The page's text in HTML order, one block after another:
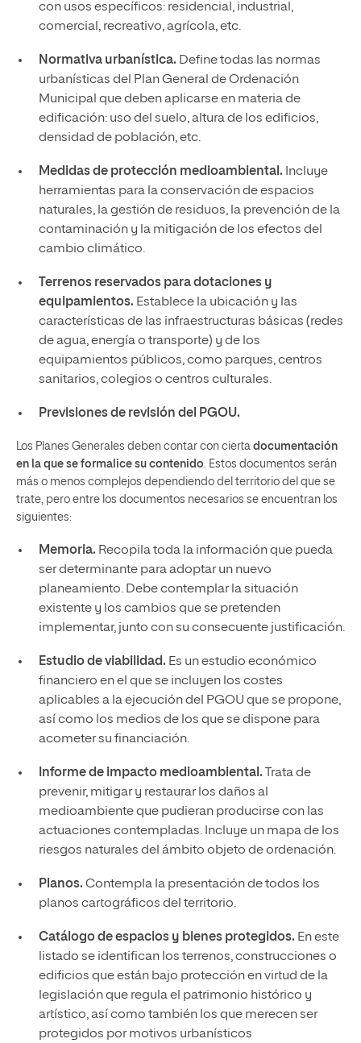
con usos específicos: residencial, industrial,
comercial, recreativo, agrícola, etc.
Normativa urbanística. Define todas las normas
urbanísticas del Plan General de Ordenación
Municipal que deben aplicarse en materia de
edificación: uso del suelo, altura de los edificios,
densidad de población, etc.
Medidas de protección medioambiental. Incluye
herramientas para la conservación de espacios
naturales, la gestión de residuos, la prevención de la
contaminación y la mitigación de los efectos del
cambio climático.
Terrenos reservados para dotaciones y
equipamientos. Establece la ubicación y las
características de las infraestructuras básicas (redes
de agua, energía o transporte) y de los
equipamientos públicos, como parques, centros
sanitarios, colegios o centros culturales.
Previsiones de revisión del PGOU.
Los Planes Generales deben contar con cierta documentación
en la que se formalice su contenido. Estos documentos serán
más o menos complejos dependiendo del territorio del que se
trate, pero entre los documentos necesarios se encuentran los
siguientes:
Memoria. Recopila toda la información que pueda
ser determinante para adoptar un nuevo
planeamiento. Debe contemplar la situación
existente y los cambios que se pretenden
implementar, junto con su consecuente justificación.
Estudio de viabilidad. Es un estudio económico
financiero en el que se incluyen los costes
aplicables a la ejecución del PGOU que se propone,
así como los medios de los que se dispone para
acometer su financiación.
Informe de impacto medioambiental.
Trata de
prevenir, mitigar y restaurar los daños al
medioambiente que pudieran producirse con las
actuaciones contempladas. Incluye un mapa de los
riesgos naturales del ámbito objeto de ordenación.
Planos. Contempla la presentación de todos los
planos cartográficos del territorio.
Catálogo de espacios y bienes protegidos. En este
listado se identifican los terrenos, construcciones o
edificios que están bajo protección en virtud de la
legislación que regula el patrimonio histórico y
artístico, así como también los que merecen ser
protegidos por motivos urbanísticos